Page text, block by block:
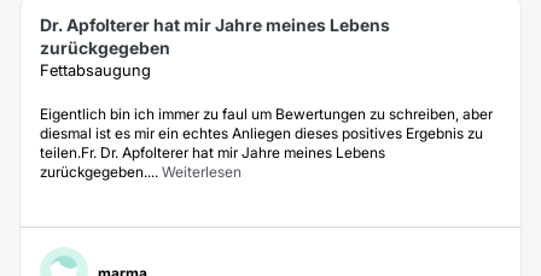
BEHANDLUNGEN VON KRAMPFADERN
Besenreiser
Zahnimplantat
Dr. Apfolterer hat mir Jahre meines Lebens
zurückgegeben
Fettabsaugung
Eigentlich bin ich immer zu faul um Bewertungen zu schreiben, aber
diesmal ist es mir ein echtes Anliegen dieses positives Ergebnis zu
teilen.Fr. Dr. Apfolterer hat mir Jahre meines Lebens
zurückgegeben.... Weiterlesen
marma